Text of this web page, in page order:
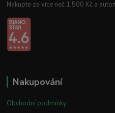
Nakupte za více než 1 500 Kč a
Nakupování
Obchodní podmínky